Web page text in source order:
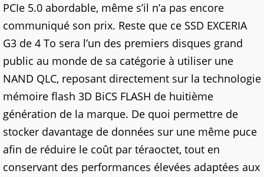
PCIe 5.0 abordable, même s’il n’a pas encore
communiqué son prix. Reste que ce SSD EXCERIA
G3 de 4 To sera l’un des premiers disques grand
public au monde de sa catégorie à utiliser une
NAND QLC, reposant directement sur la technologie
mémoire flash 3D BiCS FLASH de huitième
génération de la marque. De quoi permettre de
stocker davantage de données sur une même puce
afin de réduire le coût par téraoctet, tout en
conservant des performances élevées adaptées aux